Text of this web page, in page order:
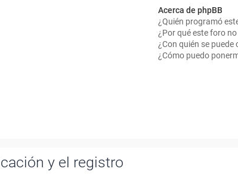
Acerca de phpBB
¿Quién programó
¿Por qué este foro
¿Con quién se
¿Cómo puedo
y el registro